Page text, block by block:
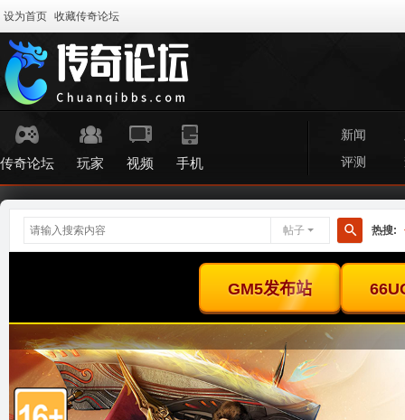
设为首页 收藏传奇论坛
传奇论坛 玩家 视频 手机
新闻
评测
帖子
搜
热搜: